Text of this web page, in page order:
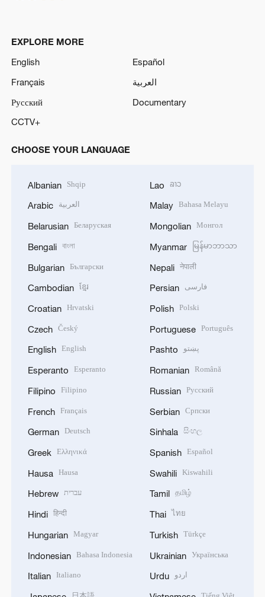
EXPLORE MORE
English
Español
Français
العربية
Русский
Documentary
CCTV+
CHOOSE YOUR LANGUAGE
Albanian Shqip
Arabic العربية
Belarusian Беларуская
Bengali বাংলা
Bulgarian Български
Cambodian ខ្មែរ
Croatian Hrvatski
Czech Český
English English
Esperanto Esperanto
Filipino Filipino
French Français
German Deutsch
Greek Ελληνικά
Hausa Hausa
Hebrew עברית
Hindi हिन्दी
Hungarian Magyar
Indonesian Bahasa Indonesia
Italian Italiano
Lao ລາວ
Malay Bahasa Melayu
Mongolian Монгол
Myanmar မြန်မာဘာသာ
Nepali नेपाली
Persian فارسی
Polish Polski
Portuguese Português
Pashto پښتو
Romanian Română
Russian Русский
Serbian Српски
Sinhala සිංහල
Spanish Español
Swahili Kiswahili
Tamil தமிழ்
Thai ไทย
Turkish Türkçe
Ukrainian Українська
Urdu اردو